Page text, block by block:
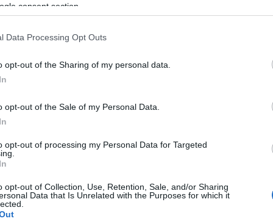
consent section.
Data Processing Opt Outs
opt-out of the Sharing of my personal data.
opt-out of the Sale of my Personal Data.
opt-out of processing my Personal Data for Targeted
opt-out of Collection, Use, Retention, Sale, and/or Sharing
Data that Is Unrelated with the Purposes for which it
της εκπαιδευτικής διαδικασίας όσον
εξαμήνου και την εξ αποστάσεως αξιολόγηση
των Πρυτάνεων αποτελεί η ομαλή
εξ αποστάσεως μεθόδων, εφόσον αυτές
καθορίσουν τα διαθέσιμα τεχνικά μέσα και το